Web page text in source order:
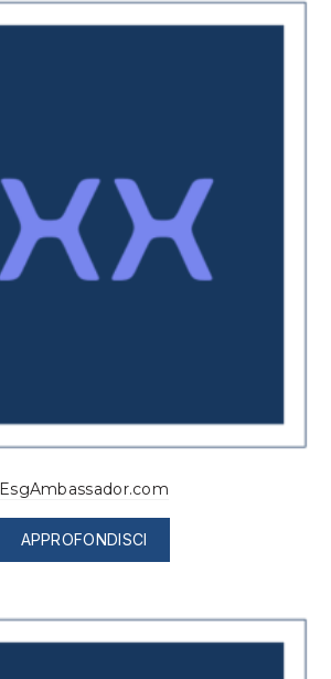
EsgAmbassador.com
APPROFONDISCI